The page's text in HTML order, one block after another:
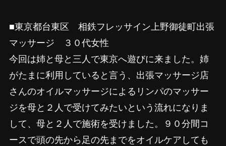
■東京都台東区 相鉄フレッサイン上野御徒町出張
マッサージ ３０代女性
今回は姉と母と三人で東京へ遊びに来ました。姉
がたまに利用していると言う、出張マッサージ店
さんのオイルマッサージによるリンパのマッサー
ジを母と２人で受けてみたいという流れになりま
して、母と２人で施術を受けました。９０分間コ
ースで頭の先から足の先までをオイルケアしても